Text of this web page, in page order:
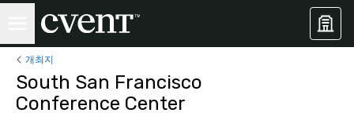
개최지
South San Francisco
Conference Center